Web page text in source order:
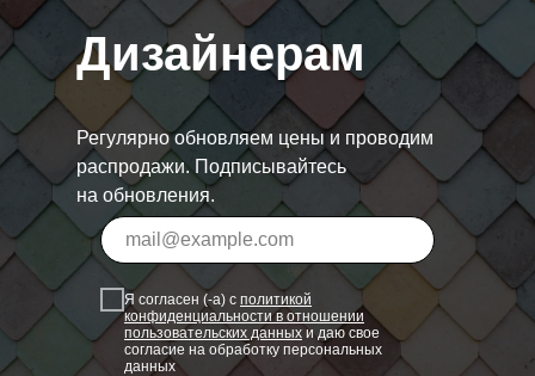
Дизайнерам
Регулярно обновляем цены и проводим
распродажи. Подписывайтесь
на обновления.
Я согласен (-а) с политикой
конфиденциальности в отношении
пользовательских данных и даю свое
согласие на обработку персональных
данных